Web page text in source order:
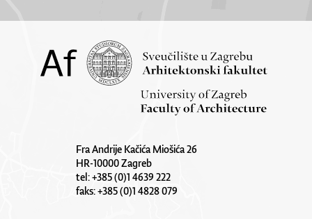
Fra Andrije Kačića Miošića 26
HR-10000 Zagreb
tel: +385 (0)1 4639 222
faks: +385 (0)1 4828 079